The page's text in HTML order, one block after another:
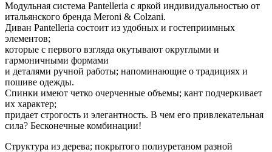
Модульная система Pantelleria с яркой индивидуальностью от
итальянского бренда Meroni & Colzani.
Диван Pantelleria состоит из удобных и гостеприимных
элементов;
которые с первого взгляда окутывают округлыми и
гармоничными формами
и деталями ручной работы; напоминающие о традициях и
пошиве одежды.
Спинки имеют четко очерченные объемы; кант подчеркивает
их характер;
придает строгость и элегантность. В чем его привлекательная
сила? Бесконечные комбинации!
Структура из дерева; покрытого полиуретаном разной